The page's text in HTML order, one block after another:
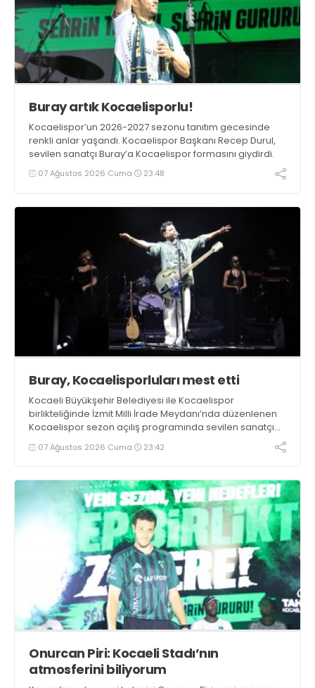
Buray artık Kocaelisporlu!
Kocaelispor’un 2026-2027 sezonu tanıtım gecesinde
renkli anlar yaşandı. Kocaelispor Başkanı Recep Durul,
sevilen sanatçı Buray’a Kocaelispor formasını giydirdi.
07 Ağustos 2026 Cuma 23:48
Buray, Kocaelisporluları mest etti
Kocaeli Büyükşehir Belediyesi ile Kocaelispor
birlikteliğinde İzmit Milli İrade Meydanı’nda düzenlenen
Kocaelispor sezon açılış programında sevilen sanatçı
Buray, verdiği konserle meydanı inletti.
07 Ağustos 2026 Cuma 23:42
Onurcan Piri: Kocaeli Stadı’nın
atmosferini biliyorum